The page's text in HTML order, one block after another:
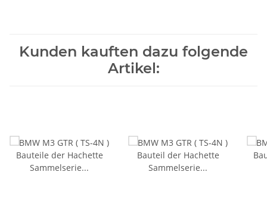
Kunden kauften dazu folgende
Artikel: